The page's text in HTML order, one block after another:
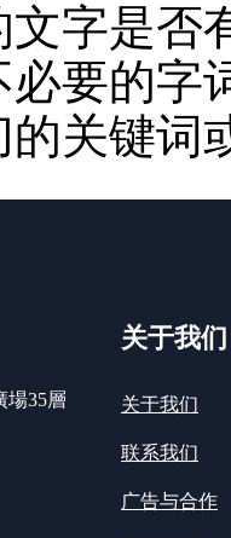
文字是否
必要的字
的关键词
場35層
关于我们
关于我们
联系我们
广告与合作